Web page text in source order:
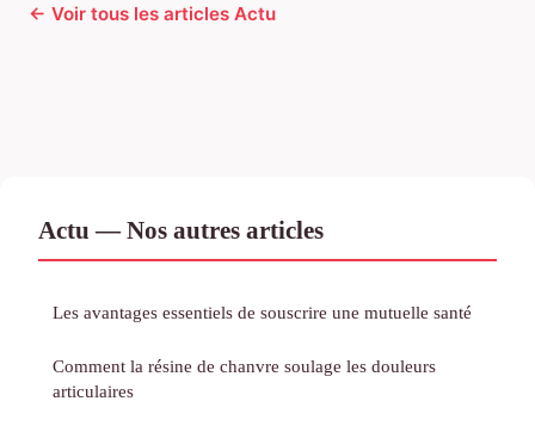
← Voir tous les articles Actu
Actu — Nos autres articles
Les avantages essentiels de souscrire une mutuelle santé
Comment la résine de chanvre soulage les douleurs
articulaires